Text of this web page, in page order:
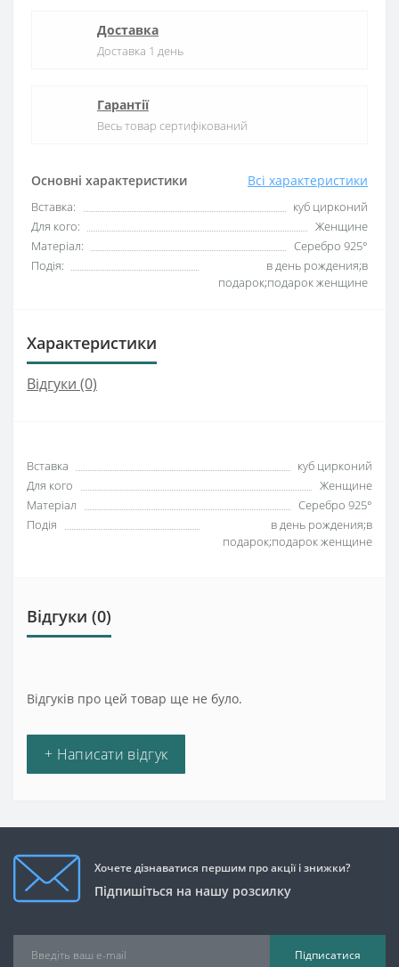
Основні характеристики Всі характеристики
Вставка:
куб цирконий
Для кого:
Женщине
Матеріал:
Серебро 925°
Подія:
в день рождения;в
подарок;подарок женщине
Доставка
Доставка 1 день
Гарантії
Весь товар сертифікований
Характеристики
Відгуки (0)
Вставка
куб цирконий
Для кого
Женщине
Матеріал
Серебро 925°
Подія
в день рождения;в
подарок;подарок женщине
Відгуки (0)
Відгуків про цей товар ще не було.
+ Написати відгук
Хочете дізнаватися першим про акції і знижки?
Підпишіться на нашу розсилку
Підписатися